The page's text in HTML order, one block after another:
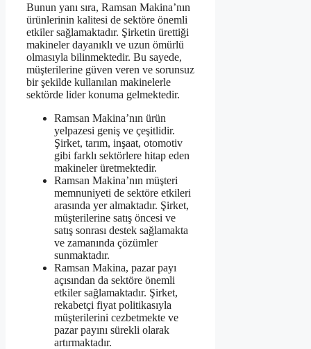
Bunun yanı sıra, Ramsan Makina’nın
ürünlerinin kalitesi de sektöre önemli
etkiler sağlamaktadır. Şirketin ürettiği
makineler dayanıklı ve uzun ömürlü
olmasıyla bilinmektedir. Bu sayede,
müşterilerine güven veren ve sorunsuz
bir şekilde kullanılan makinelerle
sektörde lider konuma gelmektedir.
Ramsan Makina’nın ürün
yelpazesi geniş ve çeşitlidir.
Şirket, tarım, inşaat, otomotiv
gibi farklı sektörlere hitap eden
makineler üretmektedir.
Ramsan Makina’nın müşteri
memnuniyeti de sektöre etkileri
arasında yer almaktadır. Şirket,
müşterilerine satış öncesi ve
satış sonrası destek sağlamakta
ve zamanında çözümler
sunmaktadır.
Ramsan Makina, pazar payı
açısından da sektöre önemli
etkiler sağlamaktadır. Şirket,
rekabetçi fiyat politikasıyla
müşterilerini cezbetmekte ve
pazar payını sürekli olarak
artırmaktadır.